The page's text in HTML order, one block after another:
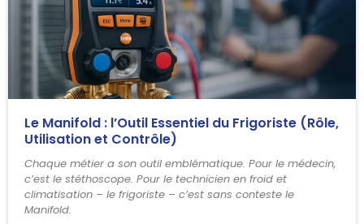
Le Manifold : l’Outil Essentiel du Frigoriste (Rôle,
Utilisation et Contrôle)
Chaque métier a son outil emblématique. Pour le médecin,
c’est le stéthoscope. Pour le technicien en froid et
climatisation – le frigoriste – c’est sans conteste le
Manifold.